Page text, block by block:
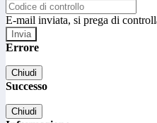
E-mail inviata, si prega di
Errore
Chiudi
Successo
Chiudi